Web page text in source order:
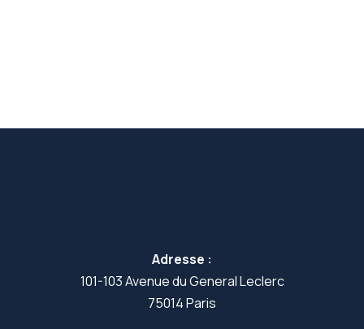
Adresse :
101-103 Avenue du General Leclerc
75014 Paris